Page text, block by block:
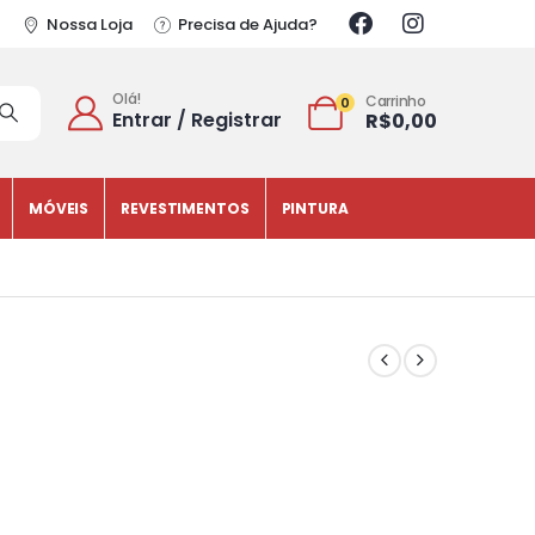
Nossa Loja Precisa de Ajuda?
Olá!
Entrar / Registrar
0 Carrinho
R$0,00
MÓVEIS REVESTIMENTOS PINTURA